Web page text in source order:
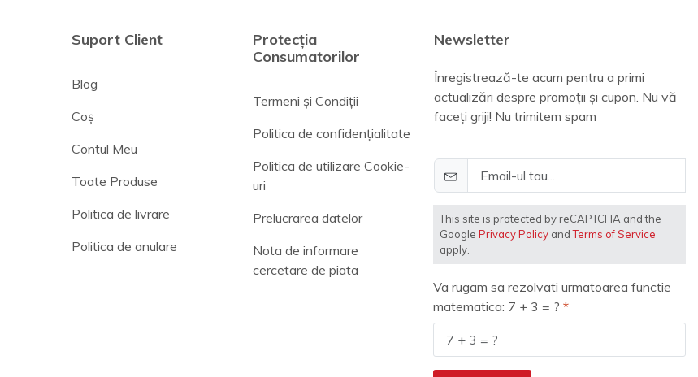
Suport Client
Blog
Coș
Contul Meu
Toate Produse
Politica de livrare
Politica de anulare
Protecția
Consumatorilor
Termeni și Condiții
Politica de confidențialitate
Politica de utilizare Cookie-
uri
Prelucrarea datelor
Nota de informare
cercetare de piata
Newsletter
Înregistrează-te acum pentru a primi
actualizări despre promoții și cupon. Nu vă
faceți griji! Nu trimitem spam
This site is protected by reCAPTCHA and the
Google Privacy PolicyandTerms of Service
apply.
Va rugam sa rezolvati urmatoarea functie
matematica: 7 + 3 = ?